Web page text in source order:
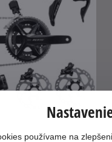
používame na